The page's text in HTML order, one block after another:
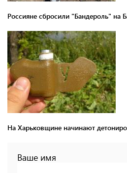
Россияне сбросили "Бандероль" на
На Харьковщине начинают
Ваше имя